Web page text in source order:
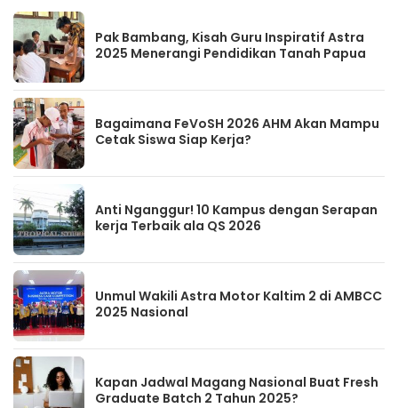
Pak Bambang, Kisah Guru Inspiratif Astra
2025 Menerangi Pendidikan Tanah Papua
Bagaimana FeVoSH 2026 AHM Akan Mampu
Cetak Siswa Siap Kerja?
Anti Nganggur! 10 Kampus dengan Serapan
kerja Terbaik ala QS 2026
Unmul Wakili Astra Motor Kaltim 2 di AMBCC
2025 Nasional
Kapan Jadwal Magang Nasional Buat Fresh
Graduate Batch 2 Tahun 2025?